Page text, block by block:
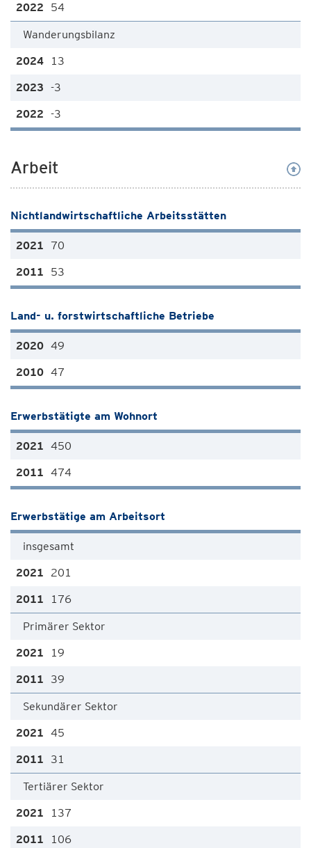
54
Wanderungsbilanz
13
-3
-3
Arbeit
Nichtlandwirtschaftliche Arbeitsstätten
70
53
Land- u. forstwirtschaftliche Betriebe
49
47
Erwerbstätigte am Wohnort
450
474
Erwerbstätige am Arbeitsort
insgesamt
201
176
Primärer Sektor
19
39
Sekundärer Sektor
45
31
Tertiärer Sektor
137
106